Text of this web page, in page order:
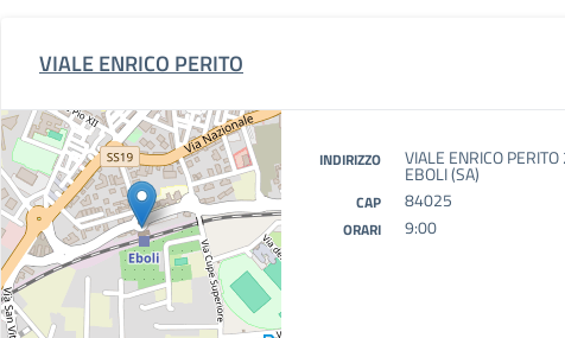
VIALE ENRICO PERITO
INDIRIZZO VIALE ENRICO
EBOLI (SA)
CAP 84025
ORARI 9:00